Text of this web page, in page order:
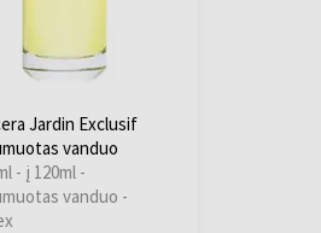
Jardin Exclusif
vanduo
- į 120ml -
vanduo -